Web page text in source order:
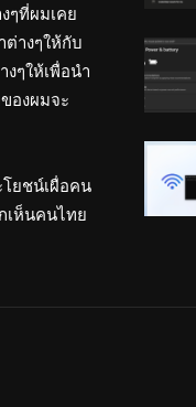
ๆที่ผมเคย
างๆให้กับ
ๆให้เพื่อนำ
องผมจะ
ยชน์เผื่อคน
เห็นคนไทย